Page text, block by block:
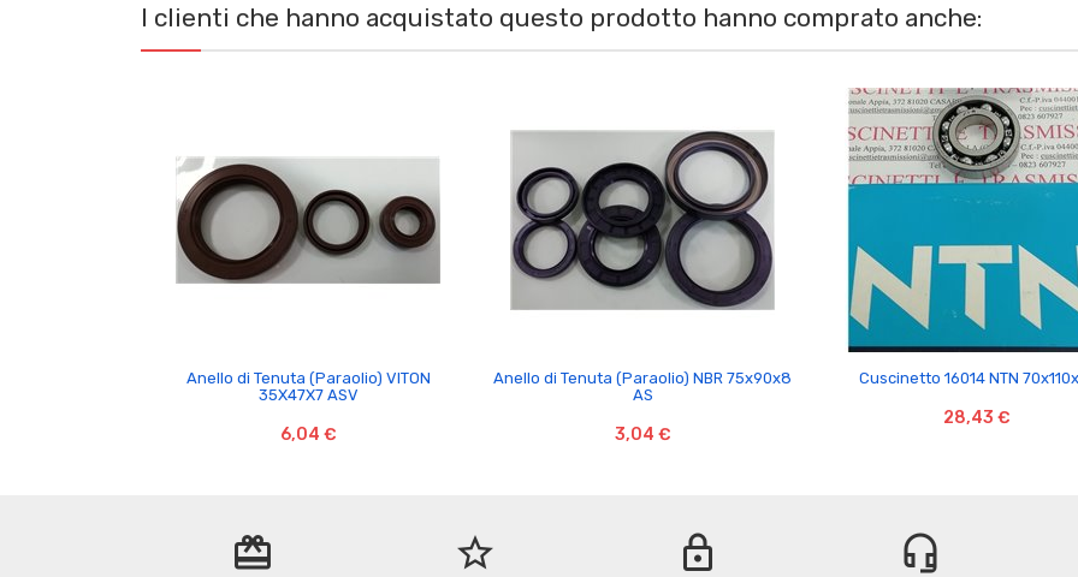
I clienti che hanno acquistato questo prodotto hanno comprato anche:

Anello di Tenuta (Paraolio) VITON
35X47X7 ASV
6,04 €

Anello di Tenuta (Paraolio) NBR 75x90x8
AS
3,04 €

Cuscinetto 16014 NTN
28,43 €
redeem star_border lock headset_mic